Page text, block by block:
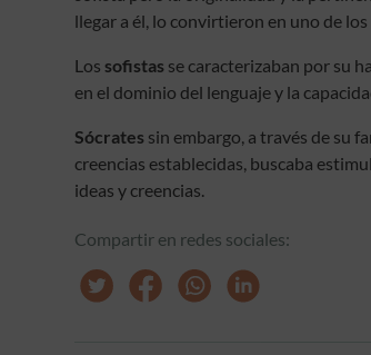
llegar a él, lo convirtieron en uno de
Los sofistas se caracterizaban por su
en el dominio del lenguaje y la
Sócrates sin embargo, a través de su
creencias establecidas, buscaba
ideas y creencias.
Compartir en redes sociales: